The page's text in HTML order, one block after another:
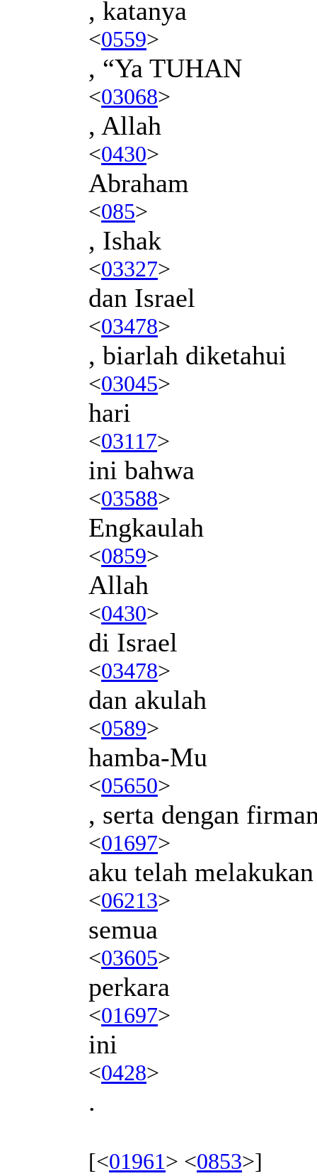
, katanya
<0559>
, “Ya TUHAN
<03068>
, Allah
<0430>
Abraham
<085>
, Ishak
<03327>
dan Israel
<03478>
, biarlah diketahui
<03045>
hari
<03117>
ini bahwa
<03588>
Engkaulah
<0859>
Allah
<0430>
di Israel
<03478>
dan akulah
<0589>
hamba-Mu
<05650>
, serta dengan
<01697>
aku telah melakukan
<06213>
semua
<03605>
perkara
<01697>
ini
<0428>
.
[<01961> <0853>]